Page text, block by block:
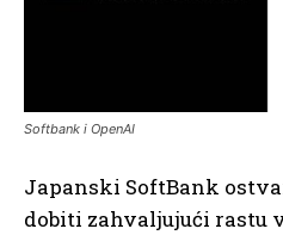
Softbank i OpenAI
Japanski SoftBank
dobiti zahvaljujući rastu